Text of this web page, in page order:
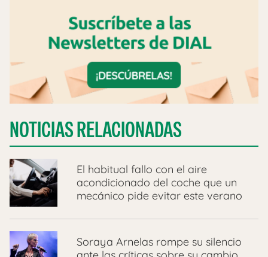
NOTICIAS RELACIONADAS
El habitual fallo con el aire
acondicionado del coche que un
mecánico pide evitar este verano
Soraya Arnelas rompe su silencio